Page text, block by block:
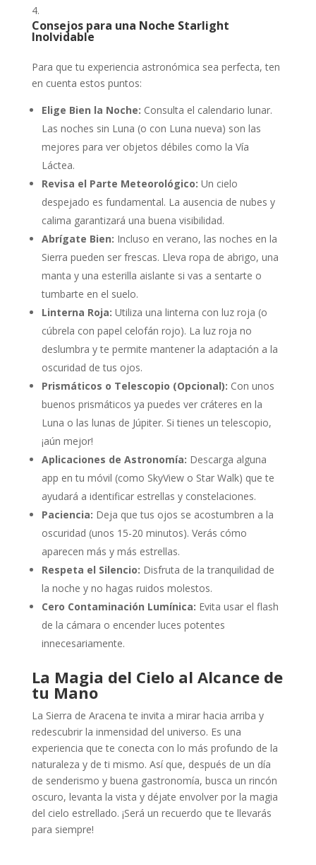
Consejos para una Noche Starlight
Inolvidable
Para que tu experiencia astronómica sea perfecta, ten
en cuenta estos puntos:
Elige Bien la Noche: Consulta el calendario lunar.
Las noches sin Luna (o con Luna nueva) son las
mejores para ver objetos débiles como la Vía
Láctea.
Revisa el Parte Meteorológico: Un cielo
despejado es fundamental. La ausencia de nubes y
calima garantizará una buena visibilidad.
Abrígate Bien: Incluso en verano, las noches en la
Sierra pueden ser frescas. Lleva ropa de abrigo, una
manta y una esterilla aislante si vas a sentarte o
tumbarte en el suelo.
Linterna Roja: Utiliza una linterna con luz roja (o
cúbrela con papel celofán rojo). La luz roja no
deslumbra y te permite mantener la adaptación a la
oscuridad de tus ojos.
Prismáticos o Telescopio (Opcional): Con unos
buenos prismáticos ya puedes ver cráteres en la
Luna o las lunas de Júpiter. Si tienes un telescopio,
¡aún mejor!
Aplicaciones de Astronomía: Descarga alguna
app en tu móvil (como SkyView o Star Walk) que te
ayudará a identificar estrellas y constelaciones.
Paciencia: Deja que tus ojos se acostumbren a la
oscuridad (unos 15-20 minutos). Verás cómo
aparecen más y más estrellas.
Respeta el Silencio: Disfruta de la tranquilidad de
la noche y no hagas ruidos molestos.
Cero Contaminación Lumínica: Evita usar el flash
de la cámara o encender luces potentes
innecesariamente.
La Magia del Cielo al Alcance de
tu Mano
La Sierra de Aracena te invita a mirar hacia arriba y
redescubrir la inmensidad del universo. Es una
experiencia que te conecta con lo más profundo de la
naturaleza y de ti mismo. Así que, después de un día
de senderismo y buena gastronomía, busca un rincón
oscuro, levanta la vista y déjate envolver por la magia
del cielo estrellado. ¡Será un recuerdo que te llevarás
para siempre!